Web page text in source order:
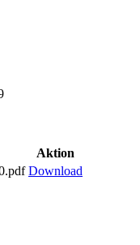
Aktion
Download